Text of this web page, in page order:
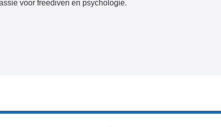
voor freediven en psychologie.